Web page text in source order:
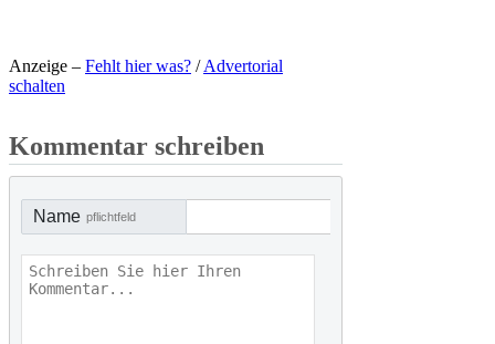
Anzeige – Fehlt hier was? /Advertorial
schalten
Kommentar schreiben
Name pflichtfeld